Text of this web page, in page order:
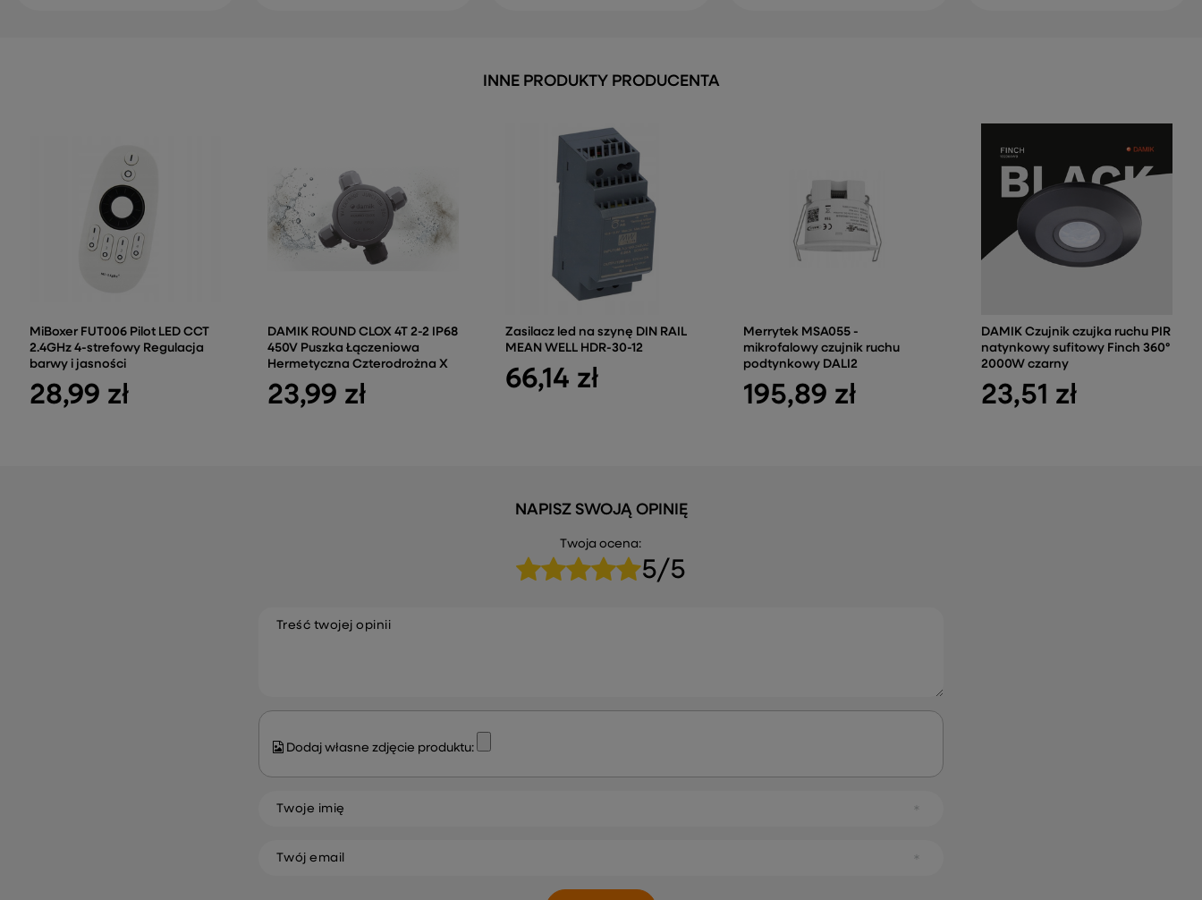
INNE PRODUKTY PRODUCENTA
MiBoxer FUT006 Pilot LED CCT
2.4GHz 4-strefowy Regulacja
barwy i jasności
28,99 zł
DAMIK ROUND CLOX 4T 2-2 IP68
450V Puszka Łączeniowa
Hermetyczna Czterodrożna X
23,99 zł
Zasilacz led na szynę DIN RAIL
MEAN WELL HDR-30-12
66,14 zł
Merrytek MSA055 -
mikrofalowy czujnik ruchu
podtynkowy DALI2
195,89 zł
DAMIK Czujnik czujka ruchu PIR
natynkowy sufitowy Finch 360°
2000W czarny
23,51 zł
NAPISZ SWOJĄ OPINIĘ
Twoja ocena:
5/5
Treść twojej opinii
Dodaj własne zdjęcie produktu:
Twoje imię
Twój email